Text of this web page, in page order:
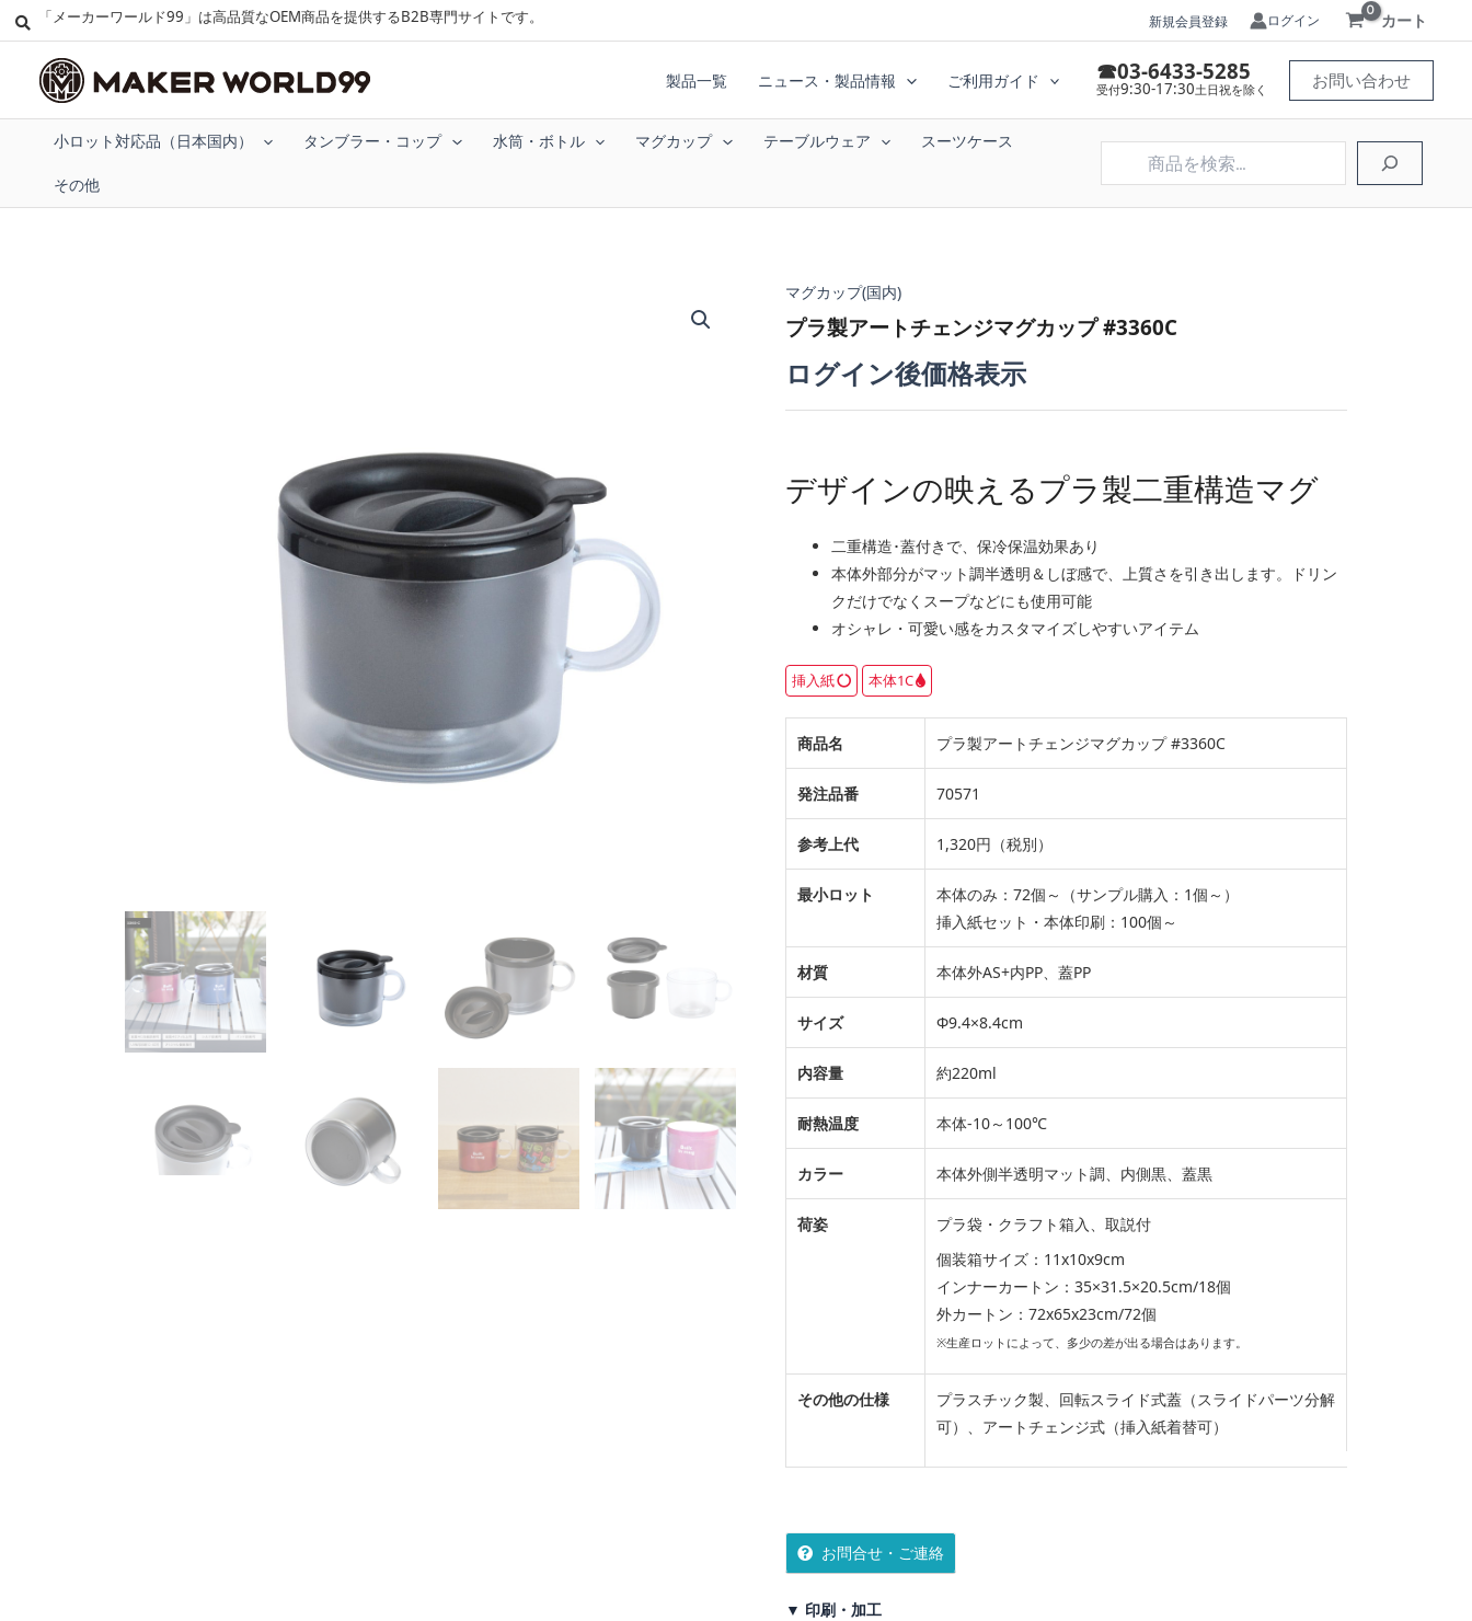
「メーカーワールド99」は高品質なOEM商品を提供するB2B専門サイトです。 新規会員登録 ログイン カート
製品一覧 ニュース・製品情報 ご利用ガイド ☎03-6433-5285
受付9:30-17:30土日祝を除く お問い合わせ
小ロット対応品（日本国内） タンブラー・コップ 水筒・ボトル マグカップ テーブルウェア スーツケース
その他
マグカップ(国内)
プラ製アートチェンジマグカップ #3360C
ログイン後価格表示
デザインの映えるプラ製二重構造マグ
二重構造･蓋付きで、保冷保温効果あり
本体外部分がマット調半透明＆しぼ感で、上質さを引き出します。ドリン
クだけでなくスープなどにも使用可能
オシャレ・可愛い感をカスタマイズしやすいアイテム
挿入紙 本体1C
商品名 プラ製アートチェンジマグカップ #3360C
発注品番 70571
参考上代 1,320円（税別）
最小ロット
本体のみ：72個～（サンプル購入：1個～）
挿入紙セット・本体印刷：100個～
材質 本体外AS+内PP、蓋PP
サイズ Φ9.4×8.4cm
内容量 約220ml
耐熱温度 本体-10～100℃
カラー 本体外側半透明マット調、内側黒、蓋黒
荷姿
プラ袋・クラフト箱入、取説付
個装箱サイズ：11x10x9cm
インナーカートン：35×31.5×20.5cm/18個
外カートン：72x65x23cm/72個
※生産ロットによって、多少の差が出る場合はあります。
その他の仕様
プラスチック製、回転スライド式蓋（スライドパーツ分解
可）、アートチェンジ式（挿入紙着替可）
お問合せ・ご連絡
▼ 印刷・加工